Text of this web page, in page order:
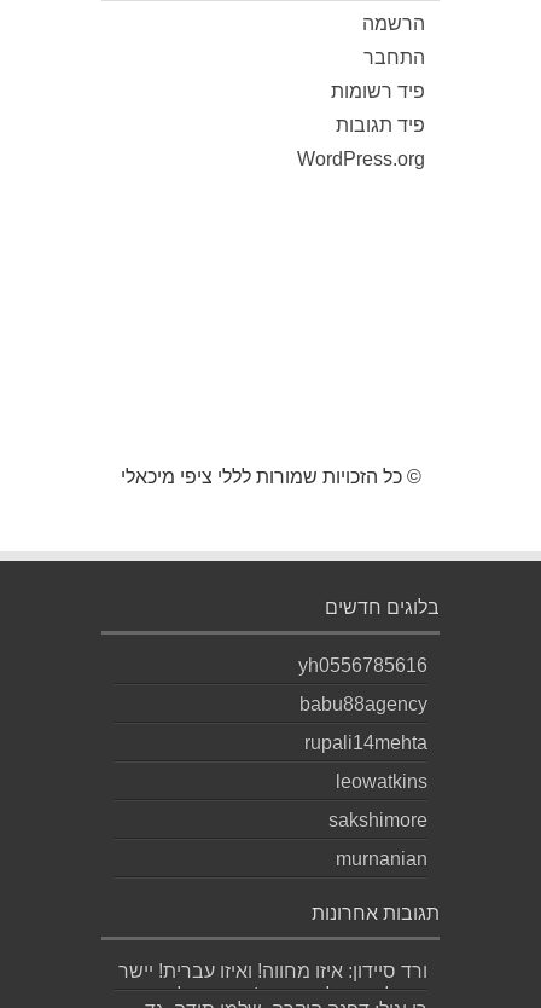
הרשמה
התחבר
פיד רשומות
פיד תגובות
WordPress.org
© כל הזכויות שמורות לללי ציפי מיכאלי
בלוגים חדשים
yh0556785616
babu88agency
rupali14mehta
leowatkins
sakshimore
murnanian
תגובות אחרונות
ורד סיידון: איזו מחווה! ואיזו עברית! יישר
כוח לכותב ולאהובתו :) שבת שלום...